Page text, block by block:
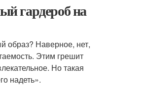
гардероб на
образ? Наверное, нет,
Этим грешит
Но такая
надеть».